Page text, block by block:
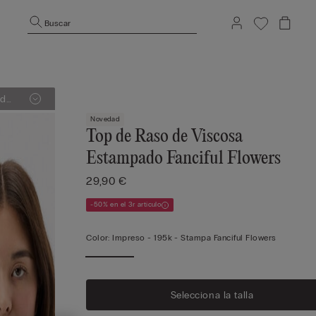
Buscar
Novedad
Top de Raso de Viscosa
Estampado Fanciful Flowers
29,90 €
-50% en el 3r artículo
Color: Impreso -195k - Stampa Fanciful Flowers
Selecciona la talla